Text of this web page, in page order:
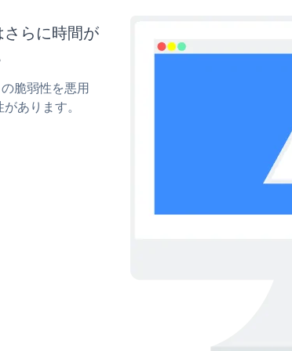
らに時間が
脆弱性を悪用
あります。